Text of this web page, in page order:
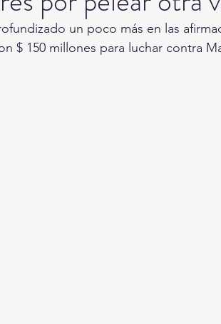
Curioso Gómez Palacio
un poco más en las
$ 150 millones para luchar contra